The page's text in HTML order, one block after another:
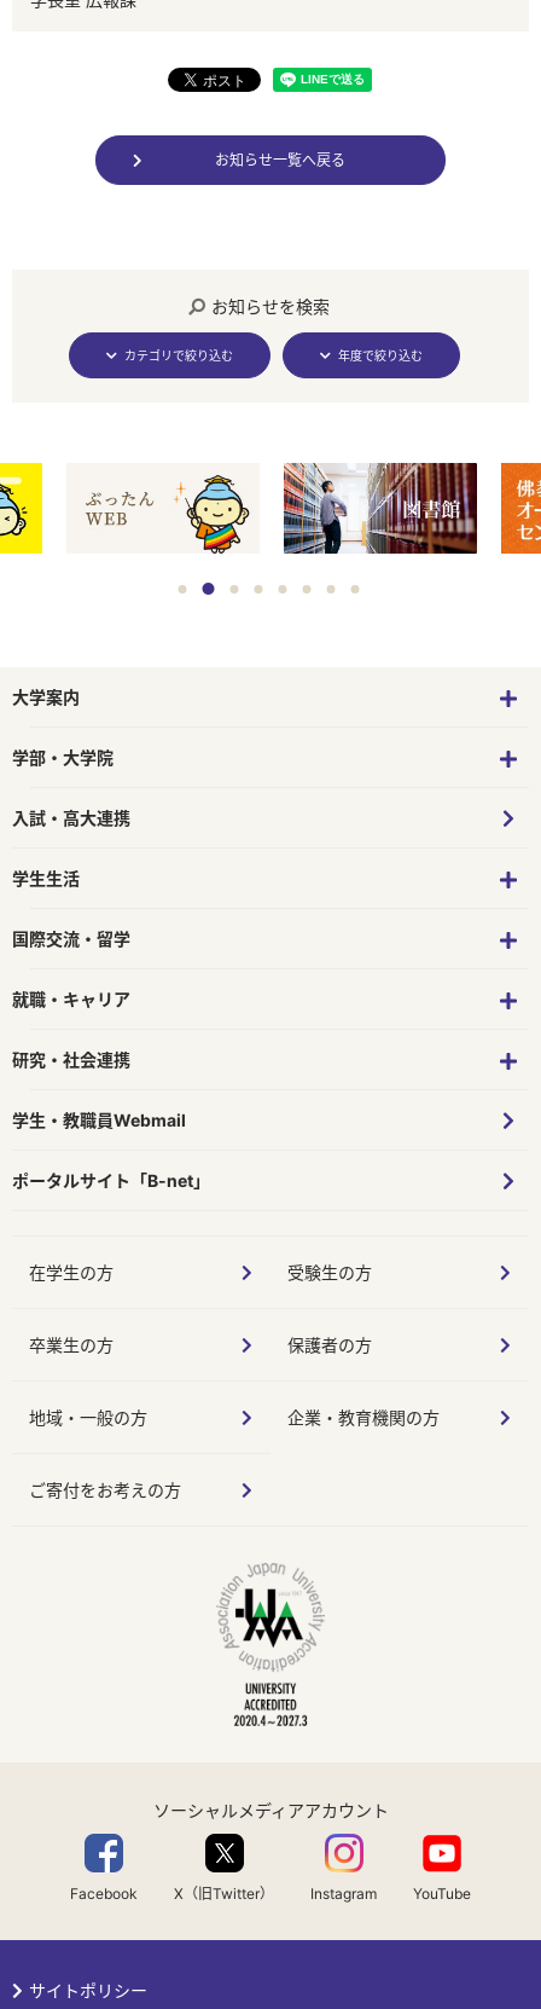
お知らせ一覧へ戻る
お知らせを検索
カテゴリで絞り込む 年度で絞り込む
大学案内
学部・大学院
入試・高大連携
学生生活
国際交流・留学
就職・キャリア
研究・社会連携
学生・教職員Webmail
ポータルサイト「B-net」
在学生の方 受験生の方
卒業生の方 保護者の方
地域・一般の方 企業・教育機関の方
ご寄付をお考えの方
ソーシャルメディアアカウント
Facebook X（旧Twitter） Instagram YouTube
サイトポリシー